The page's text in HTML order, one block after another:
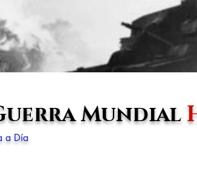
Mundial
a Día